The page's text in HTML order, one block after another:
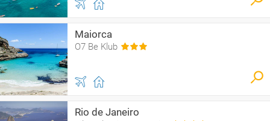
Maiorca
O7 Be Klub
Rio de Janeiro